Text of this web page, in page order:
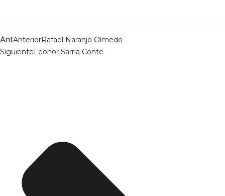
AntAnteriorRafael Naranjo Olmedo
SiguienteLeonor Sarría Conte